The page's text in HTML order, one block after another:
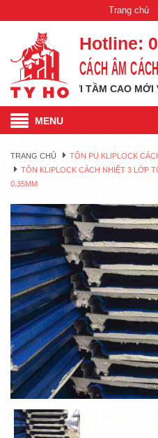
Trang chủ
Hotline:
CÁCH ÂM
VƯƠN TỚI TẦM CAO MỚI VÀ
MENU
TRANG CHỦ
TÔN PU KLIPLOCK
TÔN KLIPLOCK CÁCH NHIỆT 3 LỚP
0.35MM